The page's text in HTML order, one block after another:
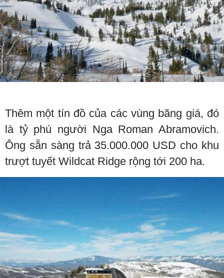
Thêm một tín đồ của các vùng băng giá, đó
là tỷ phú người Nga Roman Abramovich.
Ông sẵn sàng trả 35.000.000 USD cho khu
trượt tuyết Wildcat Ridge rộng tới 200 ha.